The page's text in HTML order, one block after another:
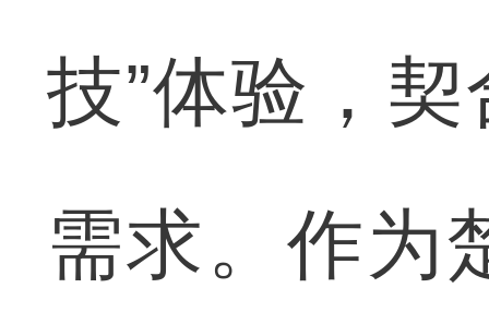
技”体验，
需求。作为